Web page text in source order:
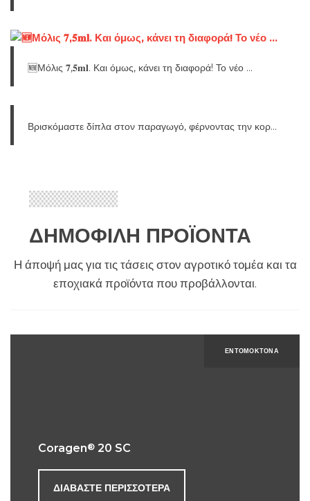
🆕Μόλις 𝟕,𝟓𝐦𝐥. Και όμως, κάνει τη διαφορά! Το νέο ...
Βρισκόμαστε δίπλα στον παραγωγό, φέρνοντας την κορ...
ΔΗΜΟΦΙΛΉ ΠΡΟΪΌΝΤΑ
Η άποψή μας για τις τάσεις στον αγροτικό τομέα και τα
εποχιακά προϊόντα που προβάλλονται.
ΕΝΤΟΜΟΚΤΌΝΑ
Coragen® 20 SC
ΔΙΑΒΆΣΤΕ ΠΕΡΙΣΣΌΤΕΡΑ